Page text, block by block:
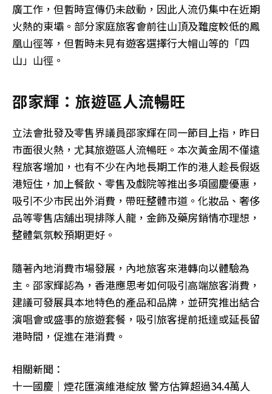
廣工作，但暫時宣傳仍未啟動，因此人流仍集中在近期
火熱的東壩。部分家庭旅客會前往山頂及難度較低的鳳
凰山徑等，但暫時未見有遊客選擇行大帽山等的「四
山」山徑。
邵家輝：旅遊區人流暢旺
立法會批發及零售界議員邵家輝在同一節目上指，昨日
市面很火熱，尤其旅遊區人流暢旺。本次黃金周不僅遠
程旅客增加，也有不少在內地長期工作的港人趁長假返
港短住，加上餐飲、零售及戲院等推出多項國慶優惠，
吸引不少市民出外消費，帶旺整體市道。化妝品、奢侈
品等零售店舖出現排隊人龍，金飾及藥房銷情亦理想，
整體氣氛較預期更好。
隨著內地消費市場發展，內地旅客來港轉向以體驗為
主。邵家輝認為，香港應思考如何吸引高端旅客消費，
建議可發展具本地特色的產品和品牌，並研究推出結合
演唱會或盛事的旅遊套餐，吸引旅客提前抵達或延長留
港時間，促進在港消費。
相關新聞：
十一國慶｜煙花匯演維港綻放 警方估算超過34.4萬人